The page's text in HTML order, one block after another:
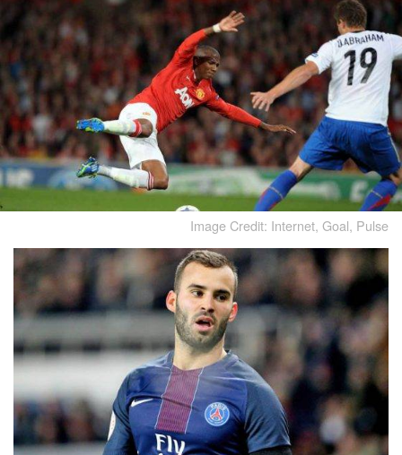
Image Credit: Internet, Goal, Pulse